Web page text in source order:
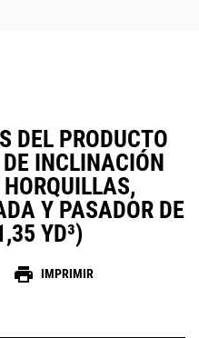
DEL PRODUCTO
INCLINACIÓN
Y PASADOR DE
YD³)
print IMPRIMIR